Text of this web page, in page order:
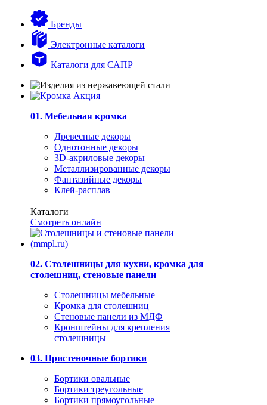
Бренды
Электронные каталоги
Каталоги для САПР
01. Мебельная кромка
Древесные декоры
Однотонные декоры
3D-акриловые декоры
Металлизированные декоры
Фантазийные декоры
Клей-расплав
Каталоги
Смотреть онлайн
02. Столешницы для кухни, кромка для
столешниц, стеновые панели
Столешницы мебельные
Кромка для столешниц
Стеновые панели из МДФ
Кронштейны для крепления
столешницы
03. Пристеночные бортики
Бортики овальные
Бортики треугольные
Бортики прямоугольные